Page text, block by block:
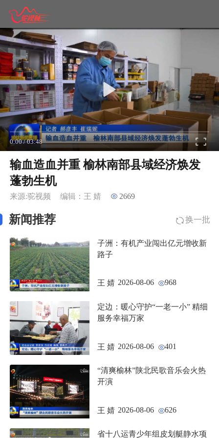
0:00/03:48
输血造血并重 榆林南部县域经济焕发
蓬勃生机
来源:驼视频 编辑：王 婧 2669
新闻推荐 换一批
子洲：有机产业闯出亿元增收新
路子
王 婧 2026-08-06 968
定边：暖心守护“一老一小” 精细
服务幸福万家
王 婧 2026-08-06 401
“清爽榆林”陕北民歌音乐会火热
开演
王 婧 2026-08-06 626
省十八运青少年组皮划艇静水项